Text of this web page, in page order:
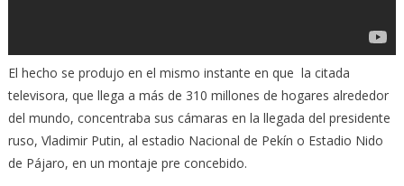
El hecho se produjo en el mismo instante en que la citada
televisora, que llega a más de 310 millones de hogares alrededor
del mundo, concentraba sus cámaras en la llegada del presidente
ruso, Vladimir Putin, al estadio Nacional de Pekín o Estadio Nido
de Pájaro, en un montaje pre concebido.